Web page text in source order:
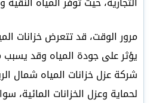
مرور الوقت، قد تتعرض خزانات
يؤثر على جودة المياه وقد
شركة عزل خزانات المياه شمال
لحماية وعزل الخزانات المائية،